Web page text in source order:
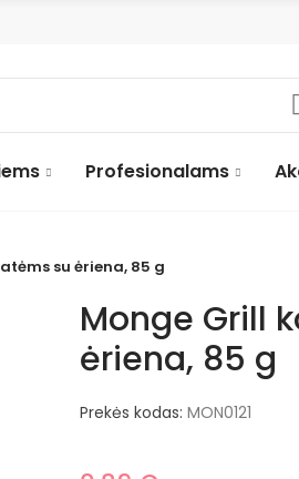
Profesionalams
su ėriena, 85 g
Monge Grill
ėriena, 85 g
Prekės kodas: MON0121